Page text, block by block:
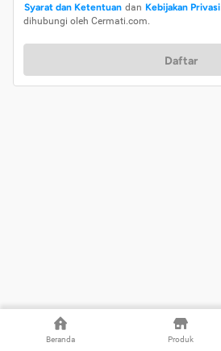
Beranda Produk
Syarat dan Ketentuan dan Kebijakan Privasi
dihubungi oleh Cermati.com.
Daftar